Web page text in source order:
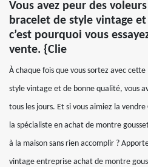
Vous avez peur des
bracelet de style vintage
c’est pourquoi vous
vente. {Clie
À chaque fois que vous sortez avec
style vintage et de bonne qualité, vous
tous les jours. Et si vous aimiez la
la spécialiste en achat de montre
à la maison sans rien accomplir ?
vintage entreprise achat de montre